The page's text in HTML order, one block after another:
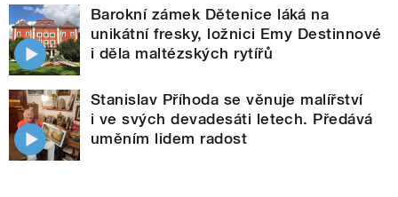
Barokní zámek Dětenice láká na
unikátní fresky, ložnici Emy Destinnové
i děla maltézských rytířů
Stanislav Příhoda se věnuje malířství
i ve svých devadesáti letech. Předává
uměním lidem radost